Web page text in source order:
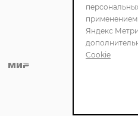
Яндекс
Cookie